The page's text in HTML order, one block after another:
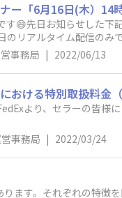
ー「6月16日(木）14
😄先日お知らせした
リアルタイム配信のみ
年の成果を左右する1
今回は単にサービスの
するより身近な疑問を
す。既にお申し込みい
ておられるようです。
さい。時間の制約上、
皆さんのご参加をお待
事務局 | 2022/06/13
おける特別取扱料金
より、セラーの皆様
様各位
の撤廃について 拝啓 貴
ます。この度、フェデ
ある「地域外集荷料」
不要となります。本件
間は弊社ホームページ
事務局 | 2022/03/24
ます。それぞれの特徴